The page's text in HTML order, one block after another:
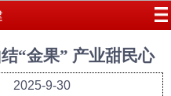
“金果” 产业甜民心
2025-9-30